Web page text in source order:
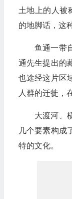
土地上的人被
的地脚话，这
鱼通一带
通先生提出的
也途经这片区
人群的迁徙，
大渡河、
几个要素构成
特的文化。